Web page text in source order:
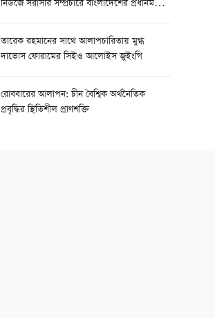
নিউজে সরাসরি সম্প্রচারে বাংলাদেশের প্রধানমন্ত্রী
part 2
তারেক রহমানের সাথে আলাপচারিতায় মুগ্ধ
দাভোস ফোরামের সিইও আলোইস জুইংগি
রোববারের আলাপন: চীন বৈশ্বিক অর্থনৈতিক
প্রবৃদ্ধির স্থিতিশীল প্রাণশক্তি